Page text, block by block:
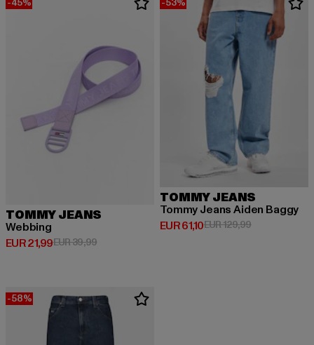
TOMMY JEANS
Webbing
EUR 21,99
Derzeitiger Preis: EUR 21,99
EUR 39,99Aktionspreis: EUR 39,99
TOMMY JEANS
Tommy Jeans Aiden Baggy
EUR 61,10
Derzeitiger Preis: EUR 61,10
EUR 129,99Aktionspreis:
-58%